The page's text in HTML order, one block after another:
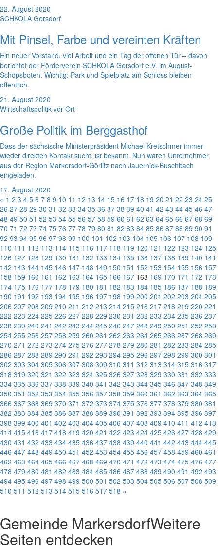
22. August 2020
SCHKOLA Gersdorf
Mit Pinsel, Farbe und vereinten Kräften
Ein neuer Vorstand, viel Arbeit und ein Tag der offenen Tür – davon
berichtet der Förderverein SCHKOLA Gersdorf e.V. im August-
Schöpsboten. Wichtig: Park und Spielplatz am Schloss bleiben
öffentlich.
21. August 2020
Wirtschaftspolitik vor Ort
Große Politik im Berggasthof
Dass der sächsische Ministerpräsident Michael Kretschmer immer
wieder direkten Kontakt sucht, ist bekannt. Nun waren Unternehmer
aus der Region Markersdorf-Görlitz nach Jauernick-Buschbach
eingeladen.
17. August 2020
« 1 2 3 4 5 6 7 8 9 10 11 12 13 14 15 16 17 18 19 20 21 22 23 24 25
26 27 28 29 30 31 32 33 34 35 36 37 38 39 40 41 42 43 44 45 46 47
48 49 50 51 52 53 54 55 56 57 58 59 60 61 62 63 64 65 66 67 68 69
70 71 72 73 74 75 76 77 78 79 80 81 82 83 84 85 86 87 88 89 90 91
92 93 94 95 96 97 98 99 100 101 102 103 104 105 106 107 108 109
110 111 112 113 114 115 116 117 118 119 120 121 122 123 124 125
126 127 128 129 130 131 132 133 134 135 136 137 138 139 140 141
142 143 144 145 146 147 148 149 150 151 152 153 154 155 156 157
158 159 160 161 162 163 164 165 166 167 168 169 170 171 172 173
174 175 176 177 178 179 180 181 182 183 184 185 186 187 188 189
190 191 192 193 194 195 196 197 198 199 200 201 202 203 204 205
206 207 208 209 210 211 212 213 214 215 216 217 218 219 220 221
222 223 224 225 226 227 228 229 230 231 232 233 234 235 236 237
238 239 240 241 242 243 244 245 246 247 248 249 250 251 252 253
254 255 256 257 258 259 260 261 262 263 264 265 266 267 268 269
270 271 272 273 274 275 276 277 278 279 280 281 282 283 284 285
286 287 288 289 290 291 292 293 294 295 296 297 298 299 300 301
302 303 304 305 306 307 308 309 310 311 312 313 314 315 316 317
318 319 320 321 322 323 324 325 326 327 328 329 330 331 332 333
334 335 336 337 338 339 340 341 342 343 344 345 346 347 348 349
350 351 352 353 354 355 356 357 358 359 360 361 362 363 364 365
366 367 368 369 370 371 372 373 374 375 376 377 378 379 380 381
382 383 384 385 386 387 388 389 390 391 392 393 394 395 396 397
398 399 400 401 402 403 404 405 406 407 408 409 410 411 412 413
414 415 416 417 418 419 420 421 422 423 424 425 426 427 428 429
430 431 432 433 434 435 436 437 438 439 440 441 442 443 444 445
446 447 448 449 450 451 452 453 454 455 456 457 458 459 460 461
462 463 464 465 466 467 468 469 470 471 472 473 474 475 476 477
478 479 480 481 482 483 484 485 486 487 488 489 490 491 492 493
494 495 496 497 498 499 500 501 502 503 504 505 506 507 508 509
510 511 512 513 514 515 516 517 518 »
Gemeinde MarkersdorfWeitere
Seiten entdecken